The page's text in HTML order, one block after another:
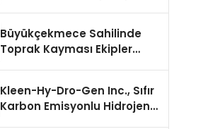
Büyükçekmece Sahilinde
Toprak Kayması Ekipler
Kleen-Hy-Dro-Gen Inc., Sıfır
Karbon Emisyonlu Hidrojen